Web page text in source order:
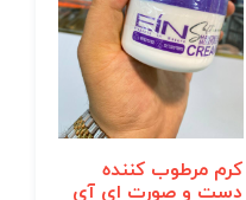
کرم مرطوب کننده
دست و صورت ای آی